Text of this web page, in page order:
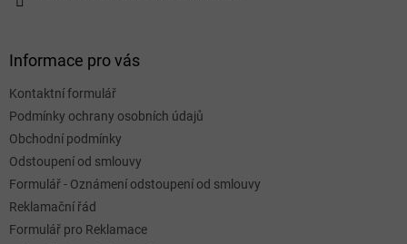
Informace pro vás
Kontaktní formulář
Podmínky ochrany osobních údajů
Obchodní podmínky
Odstoupení od smlouvy
Formulář - Oznámení odstoupení od smlouvy
Reklamační řád
Formulář pro Reklamace